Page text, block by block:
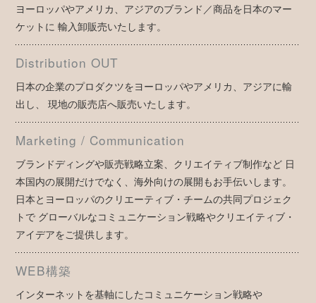
ヨーロッパやアメリカ、アジアのブランド／商品を日本のマー
ケットに 輸入卸販売いたします。
Distribution OUT
日本の企業のプロダクツをヨーロッパやアメリカ、アジアに輸
出し、 現地の販売店へ販売いたします。
Marketing / Communication
ブランドディングや販売戦略立案、クリエイティブ制作など 日
本国内の展開だけでなく、海外向けの展開もお手伝いします。
日本とヨーロッパのクリエーティブ・チームの共同プロジェク
トで グローバルなコミュニケーション戦略やクリエイティブ・
アイデアをご提供します。
WEB構築
インターネットを基軸にしたコミュニケーション戦略や